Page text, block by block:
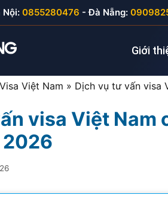
Nội: 0855280476 - Đà Nẵng:
Giới
E-visa thăm thân
E-visa du lịch
Visa Mỹ B1/B2
Visa Canada
Visa Việt Nam » Dịch vụ tư vấn visa
visa Việt Nam